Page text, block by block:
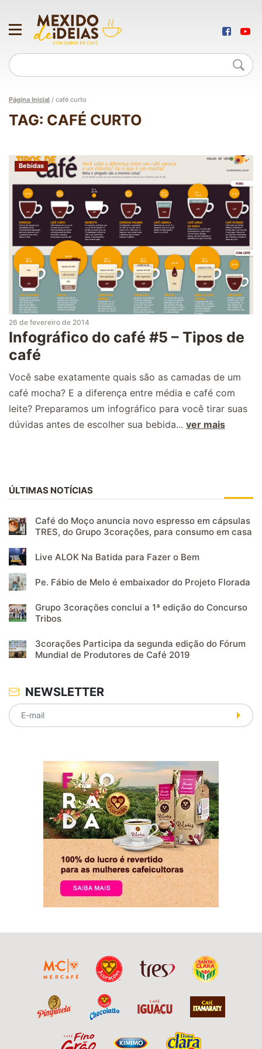
Página Inicial / café curto
TAG: CAFÉ CURTO
Bebidas
26 de fevereiro de 2014
Infográfico do café #5 – Tipos de
café
Você sabe exatamente quais são as camadas de um
café mocha? E a diferença entre média e café com
leite? Preparamos um infográfico para você tirar suas
dúvidas antes de escolher sua bebida... ver mais
ÚLTIMAS NOTÍCIAS
Café do Moço anuncia novo espresso em cápsulas
TRES, do Grupo 3corações, para consumo em casa
Live ALOK Na Batida para Fazer o Bem
Pe. Fábio de Melo é embaixador do Projeto Florada
Grupo 3corações conclui a 1ª edição do Concurso
Tribos
3corações Participa da segunda edição do Fórum
Mundial de Produtores de Café 2019
NEWSLETTER